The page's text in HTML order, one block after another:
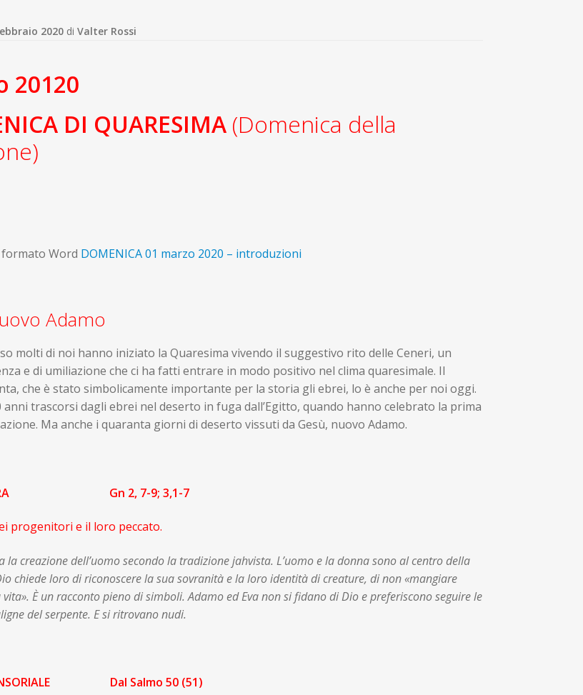
2020 di Valter Rossi
20120
DI QUARESIMA (Domenica della
formato Word DOMENICA 01 marzo 2020 – introduzioni
Adamo
molti di noi hanno iniziato la Quaresima vivendo il suggestivo rito delle Ceneri, un
e di umiliazione che ci ha fatti entrare in modo positivo nel clima quaresimale. Il
che è stato simbolicamente importante per la storia gli ebrei, lo è anche per noi oggi.
anni trascorsi dagli ebrei nel deserto in fuga dall’Egitto, quando hanno celebrato la prima
Ma anche i quaranta giorni di deserto vissuti da Gesù, nuovo Adamo.
Gn 2, 7-9; 3,1-7
progenitori e il loro peccato.
la creazione dell’uomo secondo la tradizione jahvista. L’uomo e la donna sono al centro della
chiede loro di riconoscere la sua sovranità e la loro identità di creature, di non «mangiare
vita». È un racconto pieno di simboli. Adamo ed Eva non si fidano di Dio e preferiscono seguire le
del serpente. E si ritrovano nudi.
Dal Salmo 50 (51)